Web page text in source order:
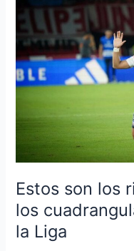
Estos son los
los
la Liga
los
rivales
de
Junior
en
cuadrangulares
Liga